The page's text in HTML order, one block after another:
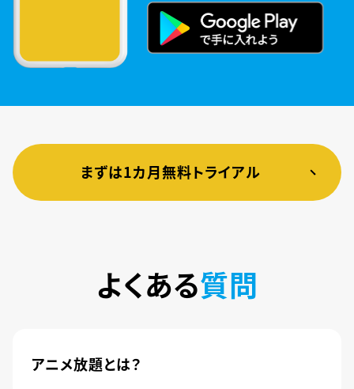
まずは1カ月無料トライアル
よくある質問
アニメ放題とは？